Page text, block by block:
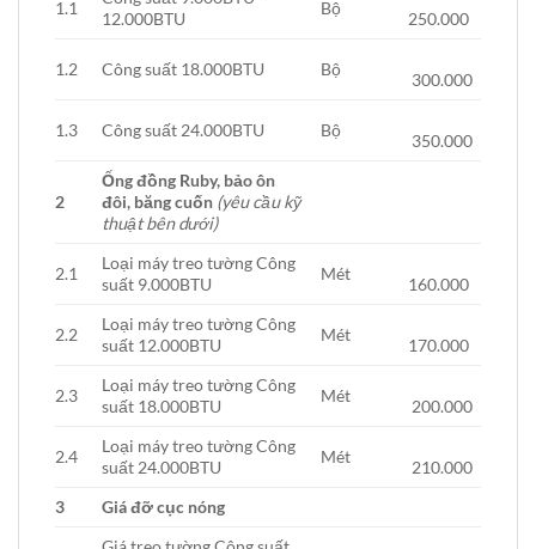
1.1
12.000BTU
Bộ
250.000
1.2 Công suất 18.000BTU Bộ
300.000
1.3 Công suất 24.000BTU Bộ
350.000
2
Ống đồng Ruby, bảo ôn
đôi, băng cuốn (yêu cầu kỹ
thuật bên dưới)
2.1
Loại máy treo tường Công
suất 9.000BTU
Mét
160.000
2.2
Loại máy treo tường Công
suất 12.000BTU
Mét
170.000
2.3
Loại máy treo tường Công
suất 18.000BTU
Mét
200.000
2.4
Loại máy treo tường Công
suất 24.000BTU
Mét
210.000
3
Giá đỡ cục nóng